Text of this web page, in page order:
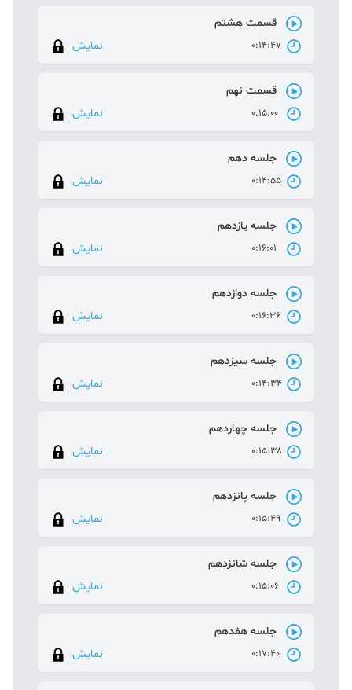
قسمت هشتم
0:14:47 نمایش
قسمت نهم
0:15:00 نمایش
جلسه دهم
0:14:55 نمایش
جلسه یازدهم
0:16:01 نمایش
جلسه دوازدهم
0:16:36 نمایش
جلسه سیزدهم
0:14:34 نمایش
جلسه چهاردهم
0:15:38 نمایش
جلسه پانزدهم
0:15:49 نمایش
جلسه شانزدهم
0:15:06 نمایش
جلسه هفدهم
0:17:40 نمایش